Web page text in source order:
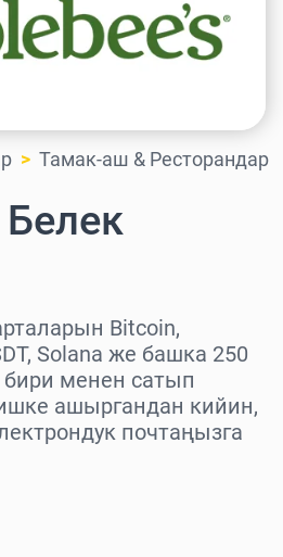
Тамак-аш & Ресторандар
Bitcoin,
Solana же башка 250
менен сатып
ашыргандан кийин,
почтаңызга